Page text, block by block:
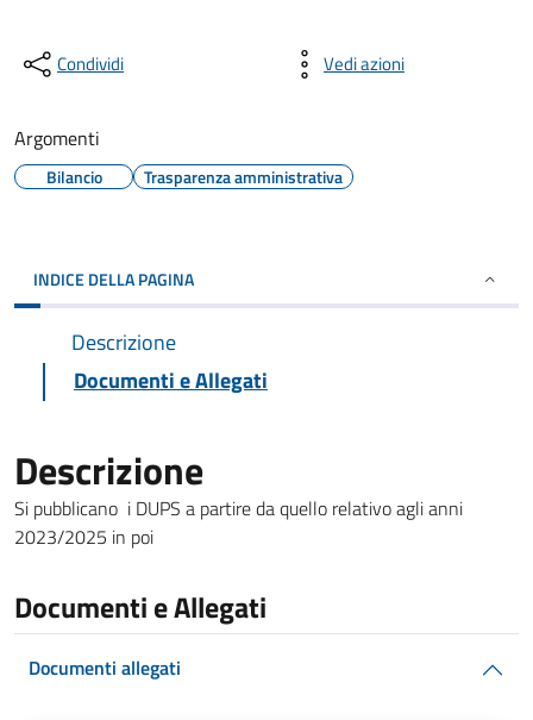
Condividi Vedi azioni
Argomenti
Bilancio Trasparenza amministrativa
INDICE DELLA PAGINA
Descrizione
Documenti e Allegati
Descrizione
Si pubblicano i DUPS a partire da quello relativo agli anni
2023/2025 in poi
Documenti e Allegati
Documenti allegati